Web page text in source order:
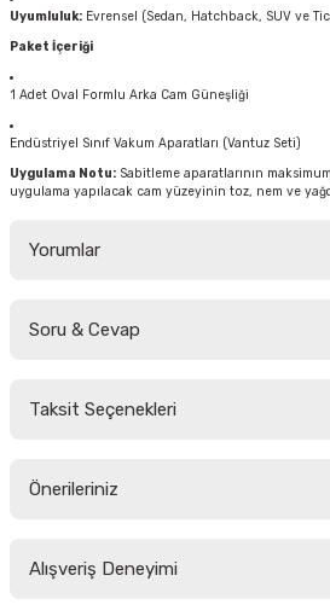
Uyumluluk: Evrensel (Sedan, Hatchback, SUV ve
Paket İçeriği
1 Adet Oval Formlu Arka Cam Güneşliği
Endüstriyel Sınıf Vakum Aparatları (Vantuz Seti)
Uygulama Notu: Sabitleme aparatlarının
uygulama yapılacak cam yüzeyinin toz, nem ve
Yorumlar
Soru & Cevap
Taksit Seçenekleri
Önerileriniz
yetersiz gördüğünüz noktaları öneri
Alışveriş Deneyimi